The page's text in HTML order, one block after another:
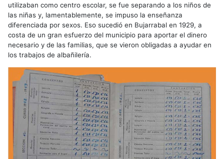
utilizaban como centro escolar, se fue separando a los niños de
las niñas y, lamentablemente, se impuso la enseñanza
diferenciada por sexos. Eso sucedió en Bujarrabal en 1929, a
costa de un gran esfuerzo del municipio para aportar el dinero
necesario y de las familias, que se vieron obligadas a ayudar en
los trabajos de albañilería.